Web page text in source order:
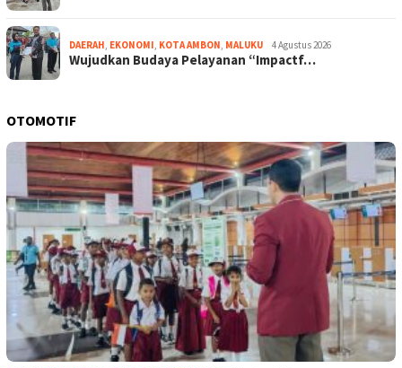
DAERAH EKONOMI KOTA AMBON MALUKU 4 Agustus 2026
Wujudkan Budaya Pelayanan “Impactf…
OTOMOTIF